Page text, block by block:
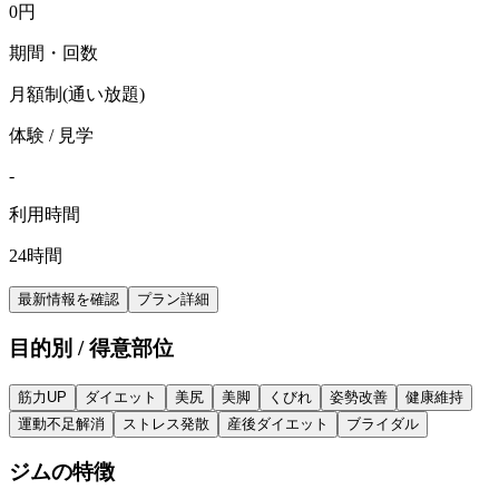
0円
期間・回数
月額制(通い放題)
体験 / 見学
-
利用時間
24時間
最新情報を確認 プラン詳細
目的別 / 得意部位
筋力UP ダイエット 美尻 美脚 くびれ 姿勢改善
健康維持
運動不足解消
ストレス発散 産後ダイエット ブライダル
ジムの特徴